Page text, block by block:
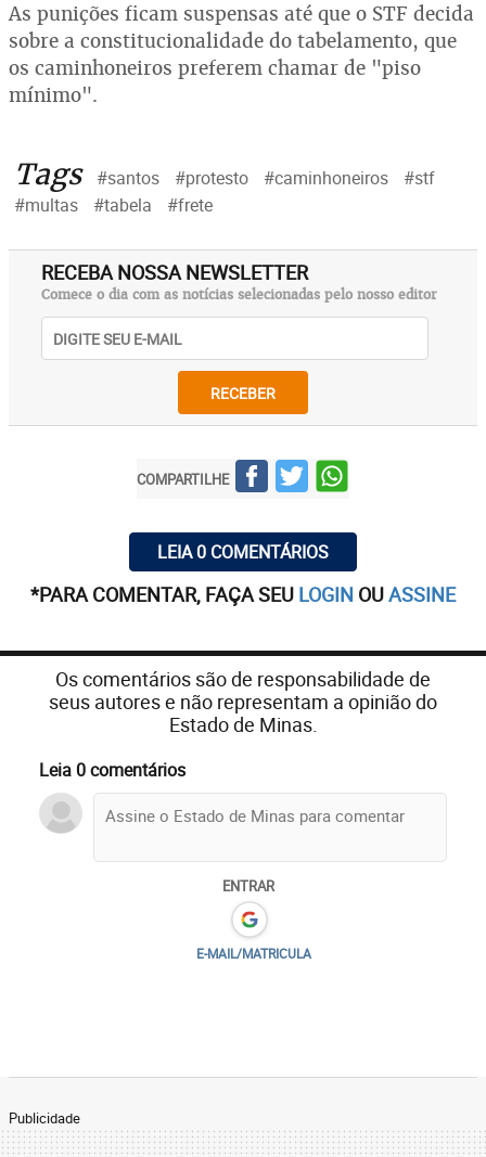
As punições ficam suspensas até que o STF decida
sobre a constitucionalidade do tabelamento, que
os caminhoneiros preferem chamar de "piso
mínimo".
Tags #santos #protesto #caminhoneiros
#stf
#multas
#tabela #frete
RECEBA NOSSA NEWSLETTER
Comece o dia com as notícias selecionadas pelo nosso editor
RECEBER
COMPARTILHE
LEIA 0 COMENTÁRIOS
*PARA COMENTAR, FAÇA SEU LOGIN OUASSINE
Os comentários são de responsabilidade de
seus autores e não representam a opinião do
Estado de Minas.
Leia 0 comentários
ENTRAR
E-MAIL/MATRICULA
Publicidade